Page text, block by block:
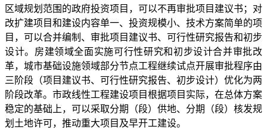
区域规划范围的政府投资项目，可以不再审批项目建议书；对
改扩建项目和建设内容单一、投资规模小、技术方案简单的项
目，可以合并编制、审批项目建议书、可行性研究报告和初步
设计。房建领域全面实施可行性研究和初步设计合并审批改
革，城市基础设施领域部分节点工程继续试点开展审批程序由
三阶段（项目建议书、可行性研究报告、初步设计）优化为两
阶段改革。市政线性工程建设项目根据项目实际，在总体方案
稳定的基础上，可以采取分期（段）供地、分期（段）核发规
划土地许可，推动重大项目及早开工建设。